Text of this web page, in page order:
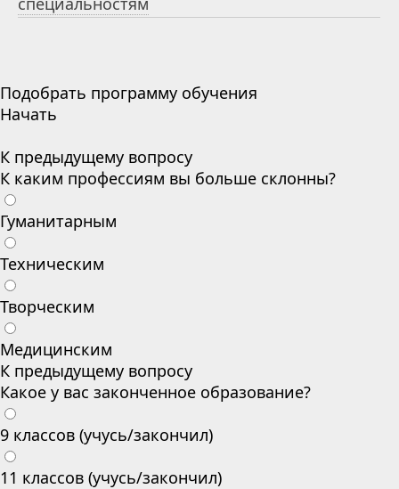
Подобрать программу обучения
Начать
К предыдущему вопросу
К каким профессиям вы больше склонны?
Гуманитарным
Техническим
Творческим
Медицинским
К предыдущему вопросу
Какое у вас законченное образование?
9 классов (учусь/закончил)
11 классов (учусь/закончил)